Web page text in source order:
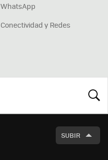
WhatsApp
Conectividad y Redes
SUBIR